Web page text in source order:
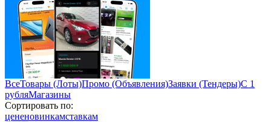
ВсеТовары (Лоты)Промо (Объявления)Заявки (Тендеры)С 1
рубляМагазины
Сортировать по:
цененовинкамставкам